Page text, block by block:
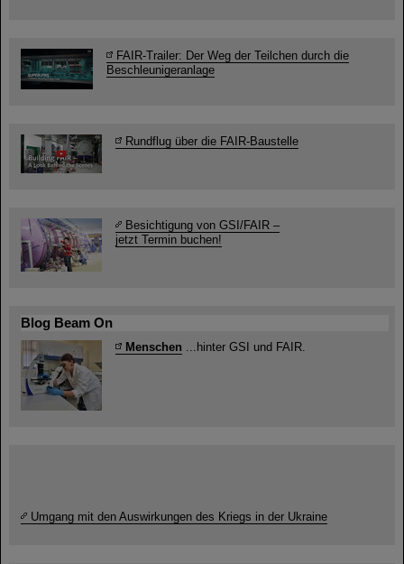
FAIR-Trailer: Der Weg der Teilchen durch die
Beschleunigeranlage
Rundflug über die FAIR-Baustelle
Besichtigung von GSI/FAIR –
jetzt Termin buchen!
Blog Beam On
Menschen ...hinter GSI und FAIR.
Umgang mit den Auswirkungen des Kriegs in der Ukraine